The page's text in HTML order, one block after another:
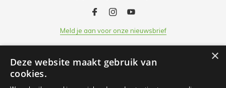
Meld je aan voor onze nieuwsbrief
Klantenservice
×
Deze website maakt gebruik van
cookies.